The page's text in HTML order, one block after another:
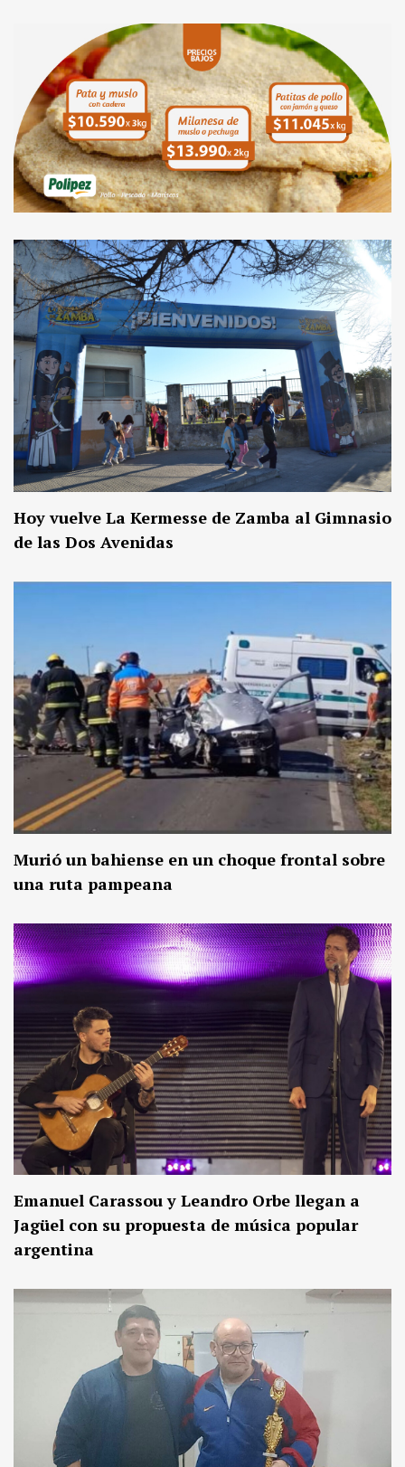
Hoy vuelve La Kermesse de Zamba al Gimnasio
de las Dos Avenidas
Murió un bahiense en un choque frontal sobre
una ruta pampeana
Emanuel Carassou y Leandro Orbe llegan a
Jagüel con su propuesta de música popular
argentina